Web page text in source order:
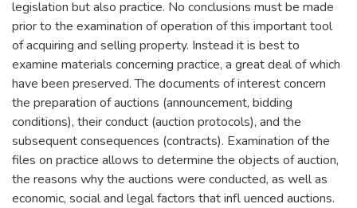
legislation but also practice. No conclusions must be made
prior to the examination of operation of this important tool
of acquiring and selling property. Instead it is best to
examine materials concerning practice, a great deal of which
have been preserved. The documents of interest concern
the preparation of auctions (announcement, bidding
conditions), their conduct (auction protocols), and the
subsequent consequences (contracts). Examination of the
files on practice allows to determine the objects of auction,
the reasons why the auctions were conducted, as well as
economic, social and legal factors that infl uenced auctions.